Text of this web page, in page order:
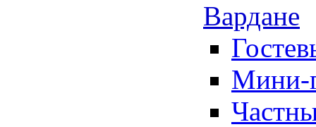
Вардане
Мини-